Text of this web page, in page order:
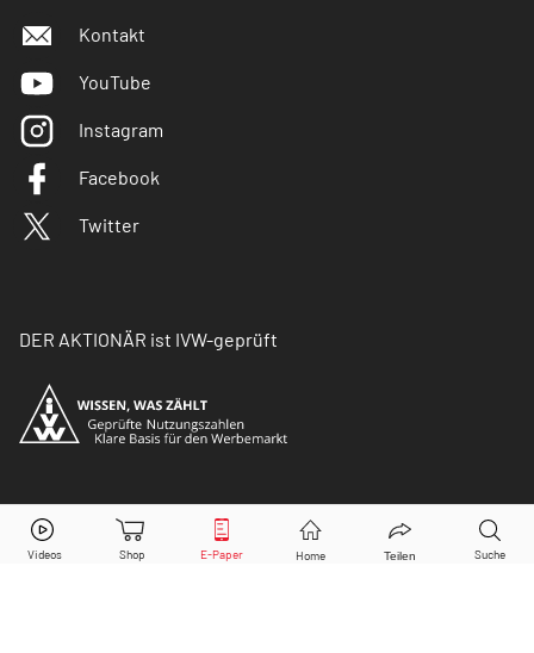
Kontakt
YouTube
Instagram
Facebook
Twitter
DER AKTIONÄR ist IVW-geprüft
© Copyright 2026 Börsenmedien AG. Alle Rechte